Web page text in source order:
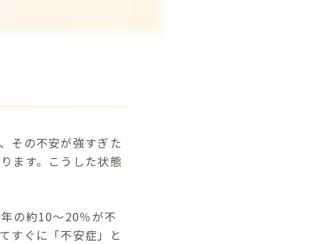
その不安が強すぎた
ます。こうした状態
の約10～20％が不
すぐに「不安症」と